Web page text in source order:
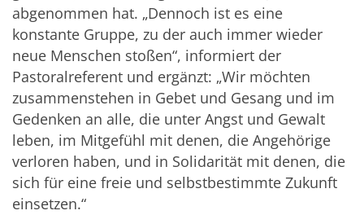
abgenommen hat. „Dennoch ist es eine
konstante Gruppe, zu der auch immer wieder
neue Menschen stoßen“, informiert der
Pastoralreferent und ergänzt: „Wir möchten
zusammenstehen in Gebet und Gesang und im
Gedenken an alle, die unter Angst und Gewalt
leben, im Mitgefühl mit denen, die Angehörige
verloren haben, und in Solidarität mit denen, die
sich für eine freie und selbstbestimmte Zukunft
einsetzen.“